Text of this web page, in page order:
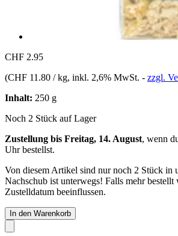
CHF 2.95
(CHF 11.80 / kg, inkl. 2,6% MwSt. - zzgl.
Inhalt: 250 g
Noch 2 Stück auf Lager
Zustellung bis Freitag, 14. August, wenn
Uhrbestellst.
Von diesem Artikel sind nur noch 2 Stück in
Nachschub ist unterwegs! Falls mehr bestellt
Zustelldatum beeinflussen.
In den Warenkorb